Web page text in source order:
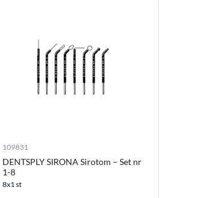
109831
DENTSPLY SIRONA Sirotom – Set nr
1-8
8x1 st